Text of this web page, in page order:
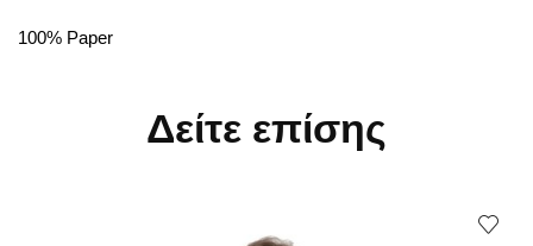
100% Paper
Δείτε επίσης